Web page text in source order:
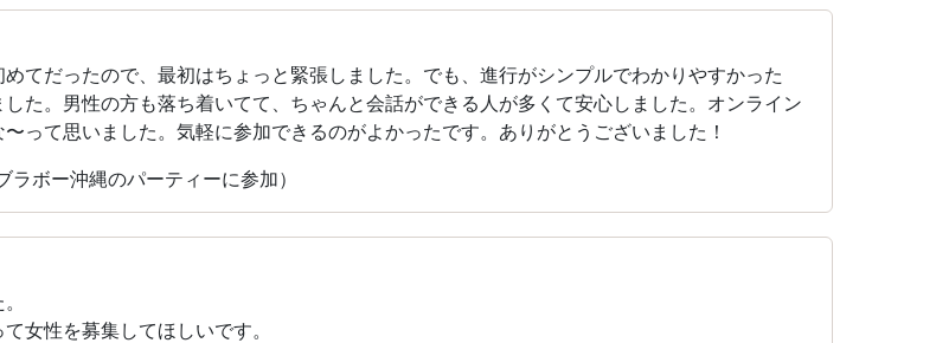
てだったので、最初はちょっと緊張しました。でも、進行がシンプルでわかりやすかった
た。男性の方も落ち着いてて、ちゃんと会話ができる人が多くて安心しました。オンライン
って思いました。気軽に参加できるのがよかったです。ありがとうございました！
ボー沖縄のパーティーに参加）
女性を募集してほしいです。